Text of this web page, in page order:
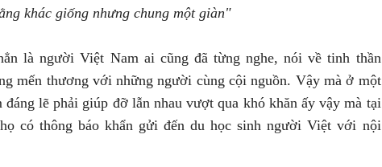
khác giống nhưng chung một giàn"
là người Việt Nam ai cũng đã từng nghe, nói về tinh thần
mến thương với những người cùng cội nguồn. Vậy mà ở một
lẽ phải giúp đỡ lẫn nhau vượt qua khó khăn ấy vậy mà tại
có thông báo khẩn gửi đến du học sinh người Việt với nội